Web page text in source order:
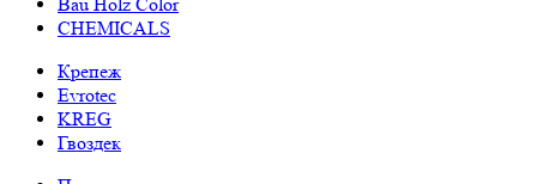
CHEMICALS
Крепеж
Evrotec
KREG
Гвоздек